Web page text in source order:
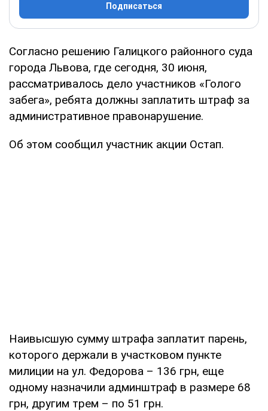
Подписаться
Согласно решению Галицкого районного суда
города Львова, где сегодня, 30 июня,
рассматривалось дело участников «Голого
забега», ребята должны заплатить штраф за
административное правонарушение.
Об этом сообщил участник акции Остап.
Наивысшую сумму штрафа заплатит парень,
которого держали в участковом пункте
милиции на ул. Федорова – 136 грн, еще
одному назначили админштраф в размере 68
грн, другим трем – по 51 грн.